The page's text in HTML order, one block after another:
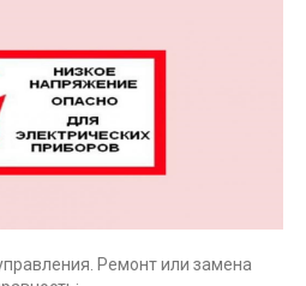
Ремонт или замена